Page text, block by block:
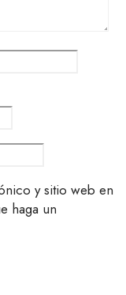
y sitio web en
haga un